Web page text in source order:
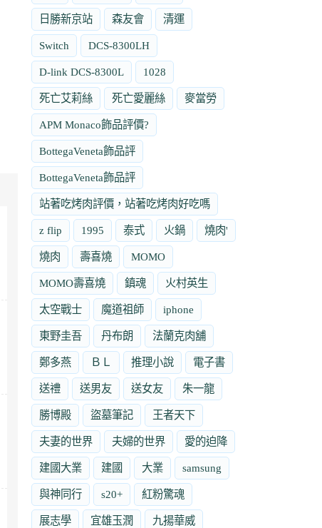
日勝新京站 森友會 清運
Switch DCS-8300LH
D-link DCS-8300L 1028
死亡艾莉絲 死亡愛麗絲 麥當勞
APM Monaco飾品評價?
BottegaVeneta飾品評
BottegaVeneta飾品評
站著吃烤肉評價，站著吃烤肉好吃嗎
z flip 1995 泰式 火鍋 燒肉'
燒肉 壽喜燒 MOMO
MOMO壽喜燒 鎮魂 火村英生
太空戰士 魔道祖師 iphone
東野圭吾 丹布朗 法蘭克肉舖
鄭多燕 ＢＬ 推理小說 電子書
送禮 送男友 送女友 朱一龍
勝博殿 盜墓筆記 王者天下
夫妻的世界 夫婦的世界 愛的迫降
建國大業 建國 大業 samsung
與神同行 s20+ 紅粉驚魂
展志學 宜雄玉潤 九揚華威